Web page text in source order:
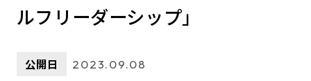
ルフリーダーシップ」
公開日 2023.09.08